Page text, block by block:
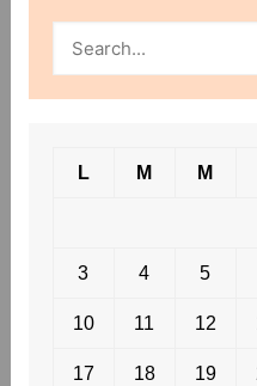
L M M
3 4 5
10 11 12
17 18 19